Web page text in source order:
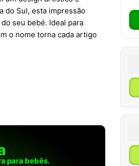
do Sul, esta impressão
seu bebé. Ideal para
o nome torna cada artigo
para bebês.